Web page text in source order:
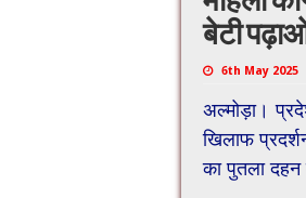
बेटी
6th May 2025
अल्मोड़ा।
खिलाफ
का पुतला